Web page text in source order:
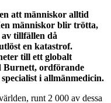
att människor alltid
människor blir trötta,
tillfällen då
en katastrof.
till ett globalt
Burnett, ordförande
i allmänmedicin.
runt 2 000 av dessa